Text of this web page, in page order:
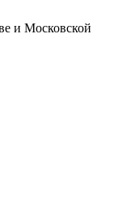
и Московской